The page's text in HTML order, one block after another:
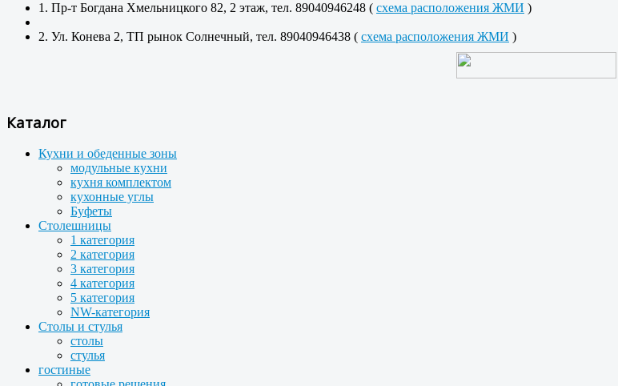
1. Пр-т Богдана Хмельницкого 82, 2 этаж, тел. 89040946248 ( схема расположения ЖМИ )
2. Ул. Конева 2, ТП рынок Солнечный, тел. 89040946438 ( схема расположения ЖМИ )
Каталог
Кухни и обеденные зоны
модульные кухни
кухня комплектом
кухонные углы
Буфеты
Столешницы
1 категория
2 категория
3 категория
4 категория
5 категория
NW-категория
Столы и стулья
столы
стулья
гостиные